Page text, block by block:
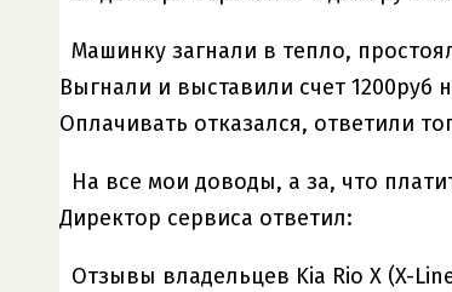
Машинку загнали в тепло,
Выгнали и выставили счет 1200руб
Оплачивать отказался, ответили
На все мои доводы, а за, что
Директор сервиса ответил:
Отзывы владельцев Kia Rio X (X-